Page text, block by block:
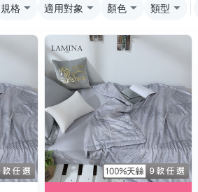
規格 適用對象 顏色 類型